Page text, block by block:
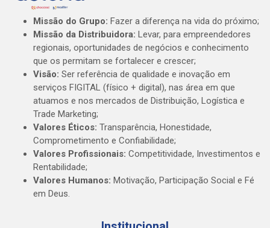
Missão do Grupo: Fazer a diferença na vida do próximo;
Missão da Distribuidora: Levar, para empreendedores
regionais, oportunidades de negócios e conhecimento
que os permitam se fortalecer e crescer;
Visão: Ser referência de qualidade e inovação em
serviços FIGITAL (físico + digital), nas área em que
atuamos e nos mercados de Distribuição, Logística e
Trade Marketing;
Valores Éticos: Transparência, Honestidade,
Comprometimento e Confiabilidade;
Valores Profissionais: Competitividade, Investimentos e
Rentabilidade;
Valores Humanos: Motivação, Participação Social e Fé
em Deus.